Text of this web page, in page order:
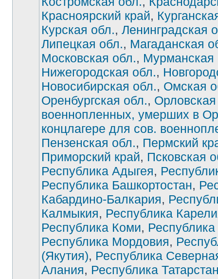
Нет
непрочитанных
сообщений
Красноярский край,
Курская обл., Ленинградская
Липецкая обл., Магаданская
Московская обл., Мурманская
Нижегородская обл.,
Новосибирская обл., Омская
Оренбургская обл.,
военнопленных, умерших в
концлагере для сов.
Пензенская обл., Пермский
Приморский край, Псковская
Республика Адыгея,
Республика Башкортостан,
Кабардино-Балкария,
Калмыкия, Республика
Республика Коми,
Республика Мордовия,
(Якутия), Республика
Алания, Республика